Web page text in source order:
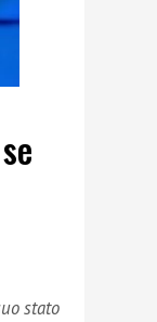
stato